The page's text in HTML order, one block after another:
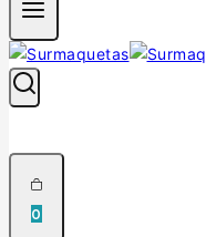
0